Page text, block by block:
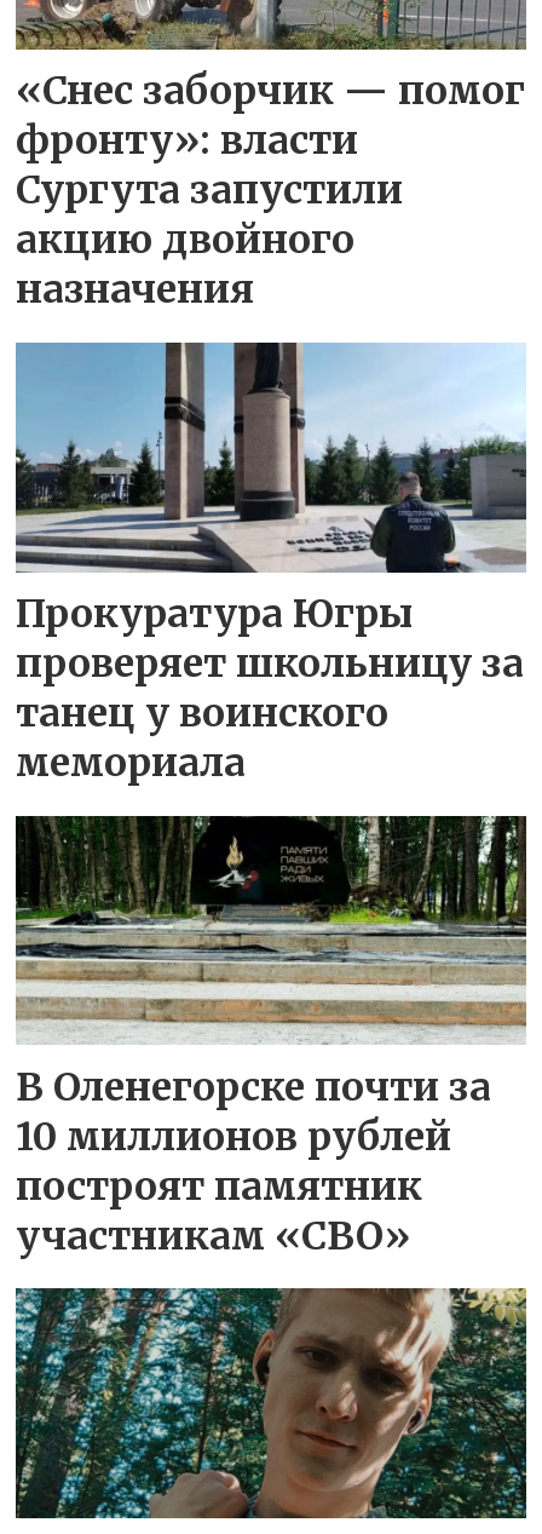
«Снес заборчик — помог
фронту»: власти
Сургута запустили
акцию двойного
назначения
Прокуратура Югры
проверяет школьницу за
танец у воинского
мемориала
В Оленегорске почти за
10 миллионов рублей
построят памятник
участникам «СВО»